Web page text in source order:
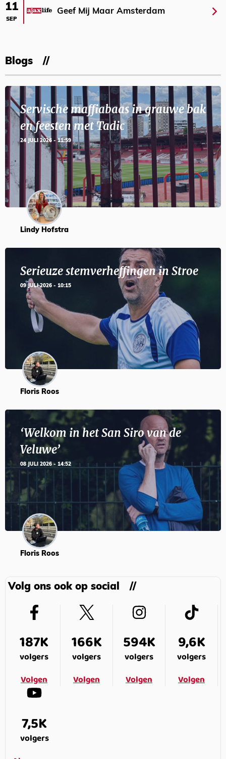
11
SEP
Geef Mij Maar Amsterdam
Blogs
Servische maffiabaas in grauwe bak
en feesten met Tadic
24 JULI 2026 - 11:59
Lindy Hofstra
Serieuze stemverheffingen in Stroe
09 JULI 2026 - 10:15
Floris Roos
‘Welkom in het San Siro van de
Veluwe’
08 JULI 2026 - 14:52
Floris Roos
Volg ons ook op social
187K
volgers
Volgen
166K
volgers
Volgen
594K
volgers
Volgen
9,6K
volgers
Volgen
7,5K
volgers